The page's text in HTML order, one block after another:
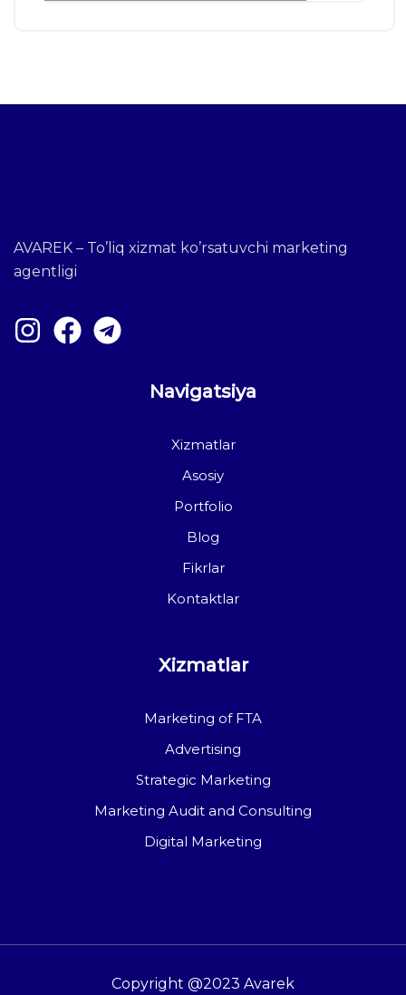
AVAREK – To’liq xizmat ko’rsatuvchi marketing
agentligi
Navigatsiya
Xizmatlar
Asosiy
Portfolio
Blog
Fikrlar
Kontaktlar
Xizmatlar
Marketing of FTA
Advertising
Strategic Marketing
Marketing Audit and Consulting
Digital Marketing
Copyright @2023 Avarek